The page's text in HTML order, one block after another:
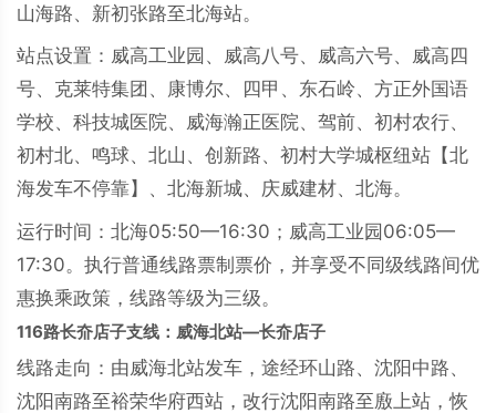
山海路、新初张路至北海站。
站点设置：威高工业园、威高八号、威高六号、威高四
号、克莱特集团、康博尔、四甲、东石岭、方正外国语
学校、科技城医院、威海瀚正医院、驾前、初村农行、
初村北、鸣球、北山、创新路、初村大学城枢纽站【北
海发车不停靠】、北海新城、庆威建材、北海。
运行时间：北海05:50—16:30；威高工业园06:05—
17:30。执行普通线路票制票价，并享受不同级线路间优
惠换乘政策，线路等级为三级。
116路长夼店子支线：威海北站—长夼店子
线路走向：由威海北站发车，途经环山路、沈阳中路、
沈阳南路至裕荣华府西站，改行沈阳南路至廒上站，恢